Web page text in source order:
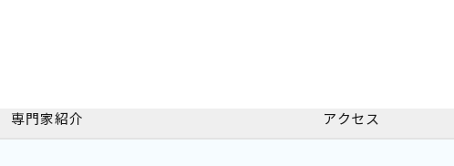
専門家紹介 アクセス